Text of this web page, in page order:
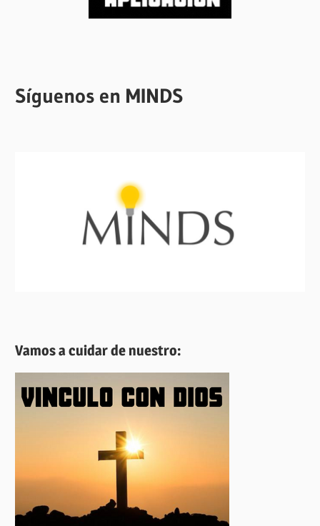
Síguenos en MINDS
Vamos a cuidar de nuestro: